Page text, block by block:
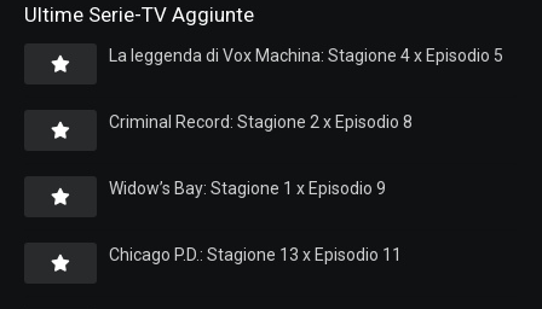
Ultime Serie-TV Aggiunte
La leggenda di Vox Machina: Stagione 4 x Episodio 5
Criminal Record: Stagione 2 x Episodio 8
Widow’s Bay: Stagione 1 x Episodio 9
Chicago P.D.: Stagione 13 x Episodio 11